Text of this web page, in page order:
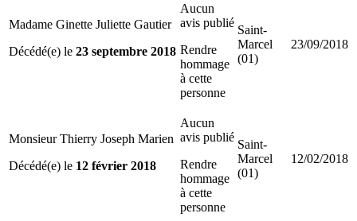
Madame Ginette Juliette Gautier
Décédé(e) le 23 septembre 2018
Aucun
avis publié
Rendre
hommage
à cette
personne
Saint-
Marcel
(01)
23/09/2018
Monsieur Thierry Joseph Marien
Décédé(e) le 12 février 2018
Aucun
avis publié
Rendre
hommage
à cette
personne
Saint-
Marcel
(01)
12/02/2018